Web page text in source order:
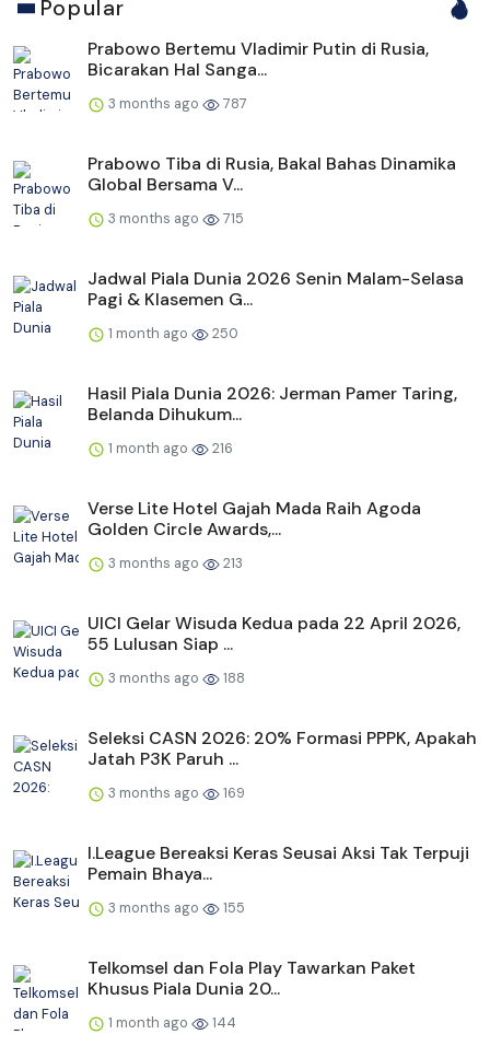
Popular
Prabowo Bertemu Vladimir Putin di Rusia,
Bicarakan Hal Sanga...
3 months ago 787
Prabowo Tiba di Rusia, Bakal Bahas Dinamika
Global Bersama V...
3 months ago 715
Jadwal Piala Dunia 2026 Senin Malam-Selasa
Pagi & Klasemen G...
1 month ago 250
Hasil Piala Dunia 2026: Jerman Pamer Taring,
Belanda Dihukum...
1 month ago 216
Verse Lite Hotel Gajah Mada Raih Agoda
Golden Circle Awards,...
3 months ago 213
UICI Gelar Wisuda Kedua pada 22 April 2026,
55 Lulusan Siap ...
3 months ago 188
Seleksi CASN 2026: 20% Formasi PPPK, Apakah
Jatah P3K Paruh ...
3 months ago 169
I.League Bereaksi Keras Seusai Aksi Tak Terpuji
Pemain Bhaya...
3 months ago 155
Telkomsel dan Fola Play Tawarkan Paket
Khusus Piala Dunia 20...
1 month ago 144